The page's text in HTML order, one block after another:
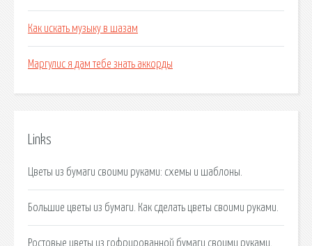
Как искать музыку в шазам
Маргулис я дам тебе знать аккорды
Links
Цветы из бумаги своими руками: схемы и шаблоны.
Большие цветы из бумаги. Как сделать цветы своими руками.
Ростовые цветы из гофрированной бумаги своими руками.